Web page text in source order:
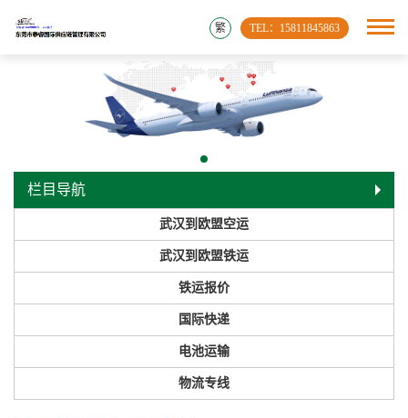
TEL：15811845863
繁
栏目导航
武汉到欧盟空运
武汉到欧盟铁运
铁运报价
国际快递
电池运输
物流专线